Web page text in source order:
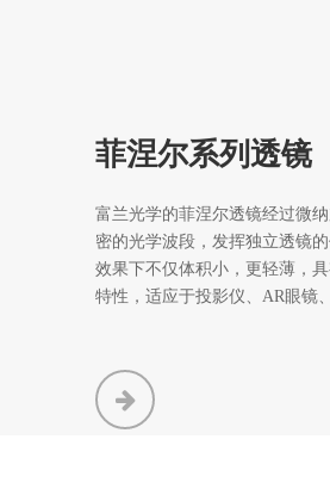
菲涅尔系列透镜
富兰光学的菲涅尔透镜经过微
密的光学波段，发挥独立透镜
效果下不仅体积小，更轻薄，
特性，适应于投影仪、AR眼镜